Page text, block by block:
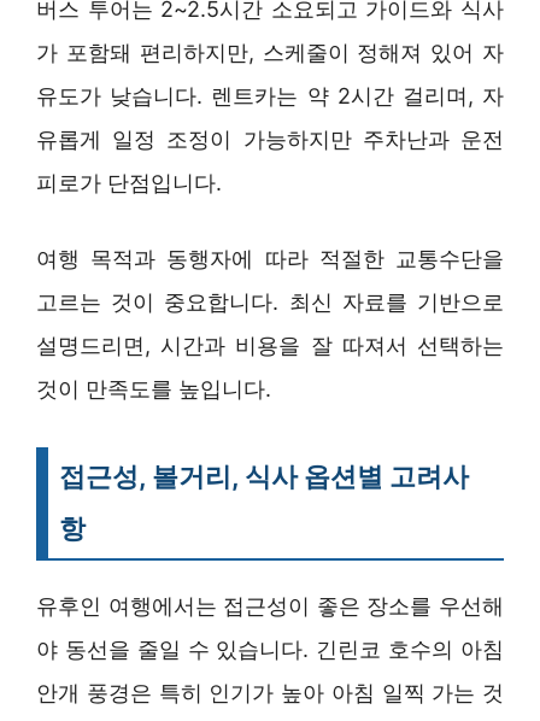
버스 투어는 2~2.5시간 소요되고 가이드와 식사
가 포함돼 편리하지만, 스케줄이 정해져 있어 자
유도가 낮습니다. 렌트카는 약 2시간 걸리며, 자
유롭게 일정 조정이 가능하지만 주차난과 운전
피로가 단점입니다.
여행 목적과 동행자에 따라 적절한 교통수단을
고르는 것이 중요합니다. 최신 자료를 기반으로
설명드리면, 시간과 비용을 잘 따져서 선택하는
것이 만족도를 높입니다.
접근성, 볼거리, 식사 옵션별 고려사
항
유후인 여행에서는 접근성이 좋은 장소를 우선해
야 동선을 줄일 수 있습니다. 긴린코 호수의 아침
안개 풍경은 특히 인기가 높아 아침 일찍 가는 것